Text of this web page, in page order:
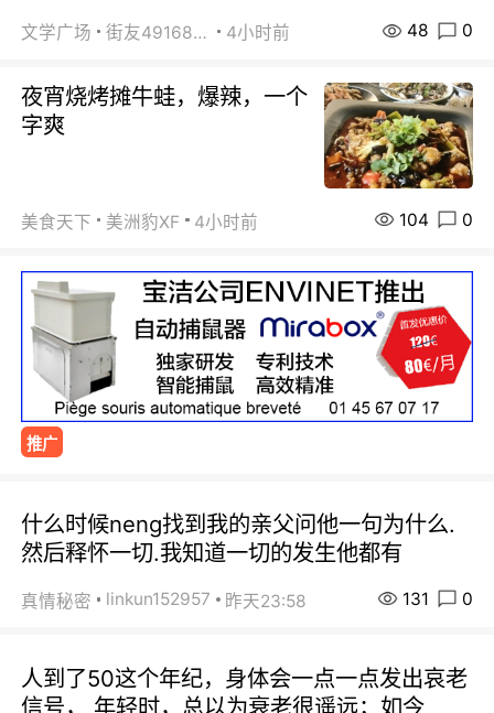
文学广场 街友49168527 4小时前 48 0
夜宵烧烤摊牛蛙，爆辣，一个
字爽
美食天下 美洲豹XF 4小时前 104 0
推广
什么时候neng找到我的亲父问他一句为什么.
然后释怀一切.我知道一切的发生他都有
真情秘密 linkun152957 昨天23:58 131 0
人到了50这个年纪，身体会一点一点发出哀老
信号， 年轻时，总以为衰老很遥远；如今